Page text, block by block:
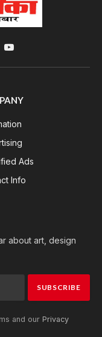
YouTube
Ads
Info
about art, design
and our Privacy